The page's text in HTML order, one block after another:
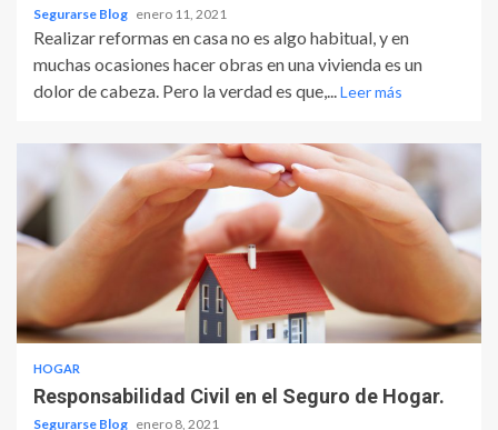
Segurarse Blog enero 11, 2021
Realizar reformas en casa no es algo habitual, y en
muchas ocasiones hacer obras en una vivienda es un
dolor de cabeza. Pero la verdad es que,...Leer más
HOGAR
Responsabilidad Civil en el Seguro de Hogar.
Segurarse Blog enero 8, 2021